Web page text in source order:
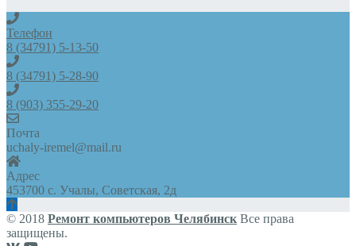
Телефон
8 (34791) 5-13-50
8 (34791) 5-28-90
8 (903) 355-29-20
Почта
uchaly-iremel@mail.ru
Адрес
453700 с. Учалы, Советская, 2д
© 2018 Ремонт компьютеров Челябинск Все права
защищены.